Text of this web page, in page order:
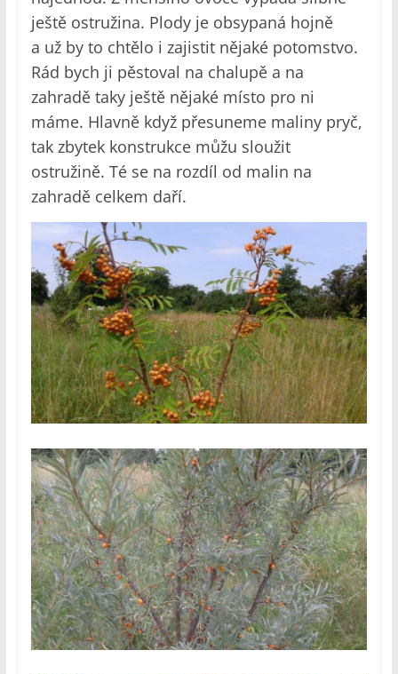
ještě ostružina. Plody je obsypaná hojně
a už by to chtělo i zajistit nějaké potomstvo.
Rád bych ji pěstoval na chalupě a na
zahradě taky ještě nějaké místo pro ni
máme. Hlavně když přesuneme maliny pryč,
tak zbytek konstrukce můžu sloužit
ostružině. Té se na rozdíl od malin na
zahradě celkem daří.